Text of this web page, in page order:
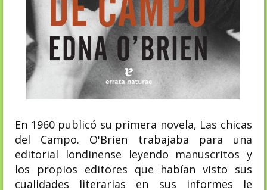
En 1960 publicó su primera novela, Las chicas
del Campo. O'Brien trabajaba para una
editorial londinense leyendo manuscritos y
los propios editores que habían visto sus
cualidades literarias en sus informes le